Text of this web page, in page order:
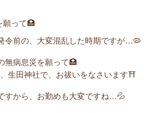
願って🏥
令前の、大変混乱した時期ですが…🦠
無病息災を願って🏥
生田神社で、お祓いをなさいます⛩
すから、お勤めも大変ですね…💦